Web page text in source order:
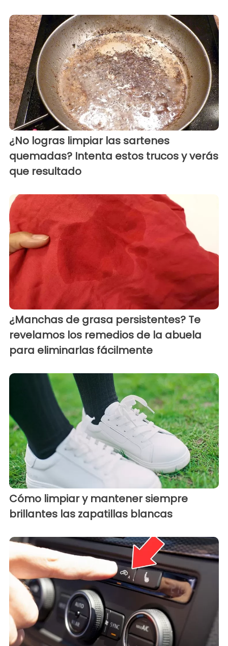
¿No logras limpiar las sartenes
quemadas? Intenta estos trucos y verás
que resultado
¿Manchas de grasa persistentes? Te
revelamos los remedios de la abuela
para eliminarlas fácilmente
Cómo limpiar y mantener siempre
brillantes las zapatillas blancas